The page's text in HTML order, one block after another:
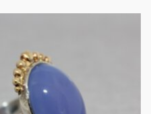
in zilver
en goud